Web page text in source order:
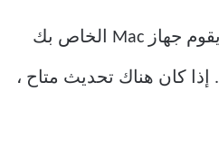
انتظر حتى يقوم جهاز Mac الخاص بك
. إذا كان هناك تحديث متاح ،